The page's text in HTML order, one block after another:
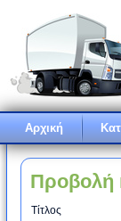
Αρχική
Προβολή
Τίτλος